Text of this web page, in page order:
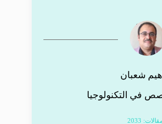
شعبان
في التكنولوجيا
2033